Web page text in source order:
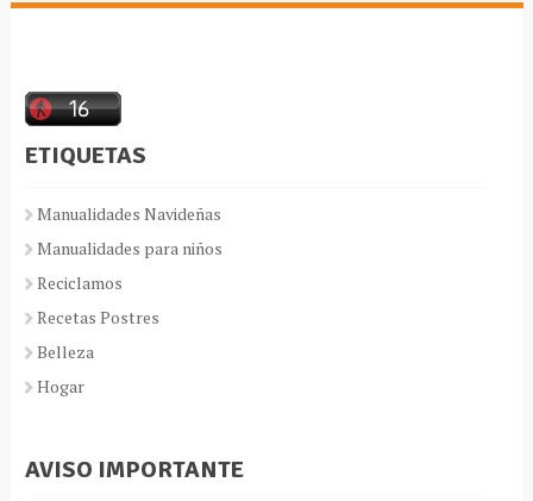
ETIQUETAS
Manualidades Navideñas
Manualidades para niños
Reciclamos
Recetas Postres
Belleza
Hogar
AVISO IMPORTANTE